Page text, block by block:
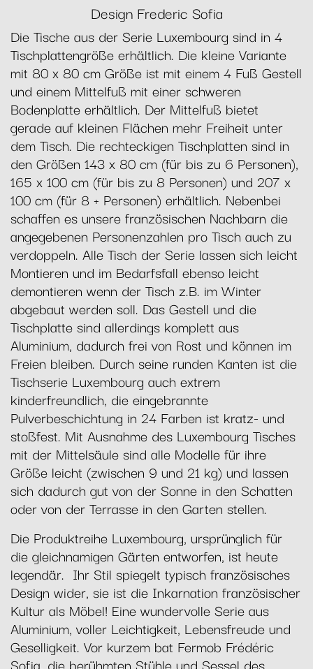
Design Frederic Sofia
Die Tische aus der Serie Luxembourg sind in 4
Tischplattengröße erhältlich. Die kleine Variante
mit 80 x 80 cm Größe ist mit einem 4 Fuß Gestell
und einem Mittelfuß mit einer schweren
Bodenplatte erhältlich. Der Mittelfuß bietet
gerade auf kleinen Flächen mehr Freiheit unter
dem Tisch. Die rechteckigen Tischplatten sind in
den Größen 143 x 80 cm (für bis zu 6 Personen),
165 x 100 cm (für bis zu 8 Personen) und 207 x
100 cm (für 8 + Personen) erhältlich. Nebenbei
schaffen es unsere französischen Nachbarn die
angegebenen Personenzahlen pro Tisch auch zu
verdoppeln. Alle Tisch der Serie lassen sich leicht
Montieren und im Bedarfsfall ebenso leicht
demontieren wenn der Tisch z.B. im Winter
abgebaut werden soll. Das Gestell und die
Tischplatte sind allerdings komplett aus
Aluminium, dadurch frei von Rost und können im
Freien bleiben. Durch seine runden Kanten ist die
Tischserie Luxembourg auch extrem
kinderfreundlich, die eingebrannte
Pulverbeschichtung in 24 Farben ist kratz- und
stoßfest. Mit Ausnahme des Luxembourg Tisches
mit der Mittelsäule sind alle Modelle für ihre
Größe leicht (zwischen 9 und 21 kg) und lassen
sich dadurch gut von der Sonne in den Schatten
oder von der Terrasse in den Garten stellen.
Die Produktreihe Luxembourg, ursprünglich für
die gleichnamigen Gärten entworfen, ist heute
legendär. Ihr Stil spiegelt typisch französisches
Design wider, sie ist die Inkarnation französischer
Kultur als Möbel! Eine wundervolle Serie aus
Aluminium, voller Leichtigkeit, Lebensfreude und
Geselligkeit. Vor kurzem bat Fermob Frédéric
Sofia, die berühmten Stühle und Sessel des